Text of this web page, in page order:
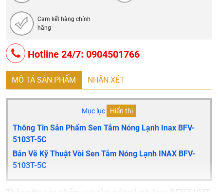
Cam kết hàng chính
hãng
Hotline 24/7: 0904501766
MÔ TẢ SẢN PHẨM NHẬN XÉT
Mục lục Hiển thị
Thông Tin Sản Phẩm Sen Tắm Nóng Lạnh Inax BFV-
5103T-5C
Bản Vẽ Kỹ Thuật Vòi Sen Tắm Nóng Lạnh INAX BFV-
5103T-5C
Thông tin sản phẩm sen tắm nóng lạnh Inax BFV-5103T-